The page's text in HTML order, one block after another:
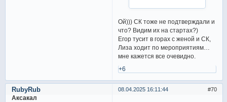
Ой))) СК тоже не подтверждали и
что? Видим их на стартах?)
Егор тусит в горах с женой и СК,
Лиза ходит по мероприятиям…
мне кажется все очевидно.
+6
70
08.04.2025 16:11:44
RubyRub
Аксакал